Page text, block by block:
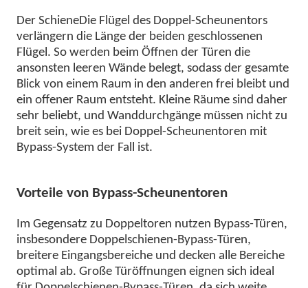
DerSchieneDie Flügel des Doppel-Scheunentors
verlängern die Länge der beiden geschlossenen
Flügel. So werden beim Öffnen der Türen die
ansonsten leeren Wände belegt, sodass der gesamte
Blick von einem Raum in den anderen frei bleibt und
ein offener Raum entsteht. Kleine Räume sind daher
sehr beliebt, und Wanddurchgänge müssen nicht zu
breit sein, wie es bei Doppel-Scheunentoren mit
Bypass-System der Fall ist.
Vorteile von Bypass-Scheunentoren
Im Gegensatz zu Doppeltoren nutzen Bypass-Türen,
insbesondere Doppelschienen-Bypass-Türen,
breitere Eingangsbereiche und decken alle Bereiche
optimal ab. Große Türöffnungen eignen sich ideal